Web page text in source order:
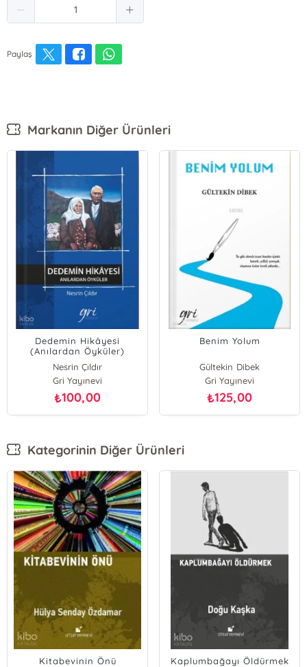
Paylaş
Markanın Diğer Ürünleri
Dedemin Hikâyesi
(Anılardan Öyküler)
Nesrin Çıldır
Gri Yayınevi
₺100,00
Benim Yolum
Gültekin Dibek
Gri Yayınevi
₺125,00
Kategorinin Diğer Ürünleri
Kitabevinin Önü Kaplumbağayı Öldürmek